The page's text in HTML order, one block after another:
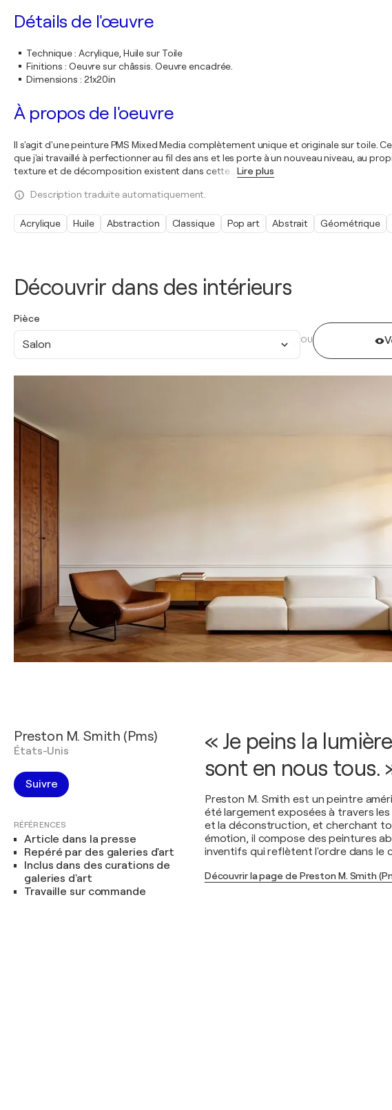
Découvrir dans des intérieurs
Pièce
Salon OU
Détails de l'œuvre
Technique: Acrylique, Huile sur Toile
Finitions : Oeuvre sur châssis. Oeuvre encadrée.
Dimensions : 21x20in
À propos de l'oeuvre
Il s'agit d'une peinture PMS Mixed Media complètement unique et originale sur toile.
que j'ai travaillé à perfectionner au fil des ans et les porte à un nouveau niveau, au
texture et de décomposition existent dans cette
Lire plus
Description traduite automatiquement.
Acrylique Huile Abstraction Classique Pop art Abstrait Géométrique
Preston M. Smith (Pms)
États-Unis
Suivre
RÉFÉRENCES
Article dans la presse
Repéré par des galeries d'art
Inclus dans des curations de
galeries d'art
Travaille sur commande
« Je peins la
sont en nous tous.
Preston M. Smith est un peintre
été largement exposées à travers
et la déconstruction, et cherchant
émotion, il compose des peintures
inventifs qui reflètent l'ordre dans le
Découvrir la page de Preston M. Smith